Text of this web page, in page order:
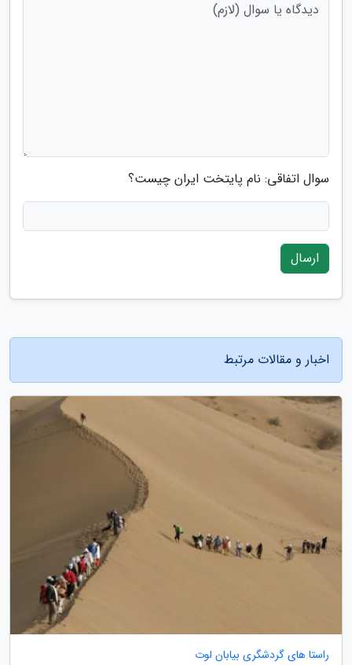
سوال اتفاقی: نام پایتخت ایران چیست؟
ارسال
اخبار و مقالات مرتبط
راستا های گردشگری بیابان لوت